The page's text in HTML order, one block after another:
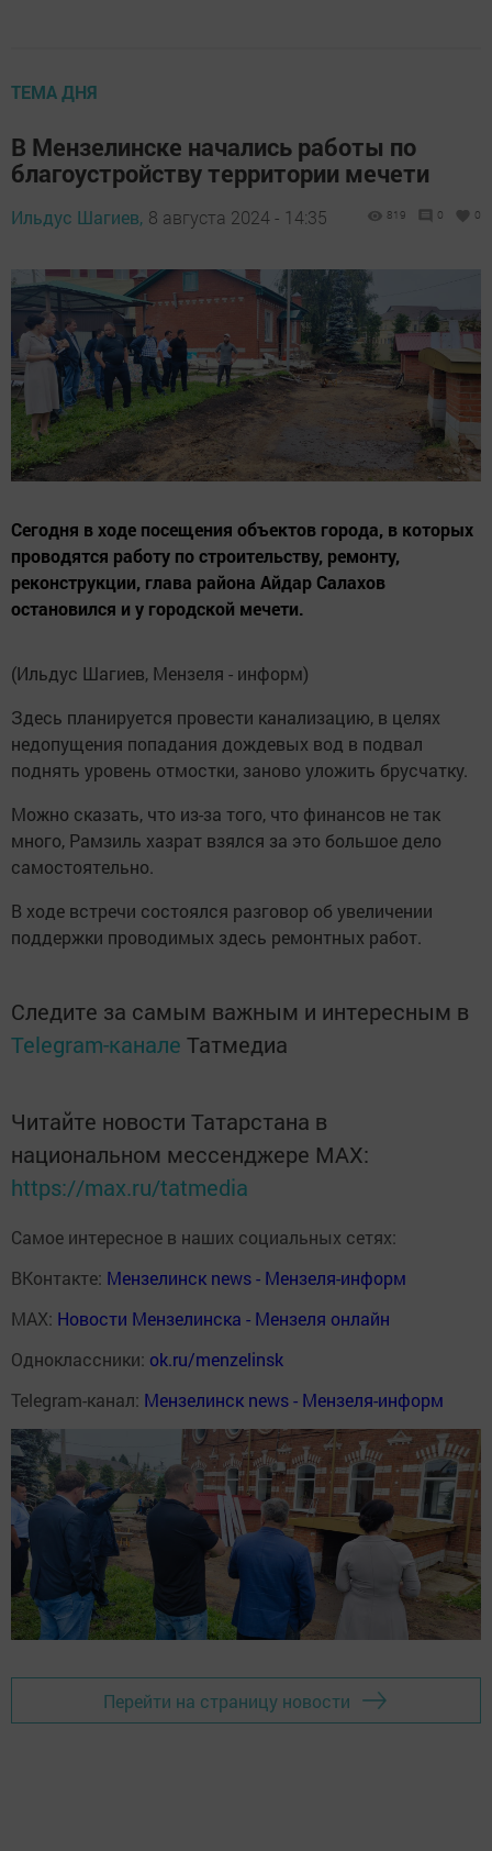
ТЕМА ДНЯ
В Мензелинске начались работы по
благоустройству территории мечети
Ильдус Шагиев, 8 августа 2024 - 14:35 819 0 0
Сегодня в ходе посещения объектов города, в которых
проводятся работу по строительству, ремонту,
реконструкции, глава района Айдар Салахов
остановился и у городской мечети.
(Ильдус Шагиев, Мензеля - информ)
Здесь планируется провести канализацию, в целях
недопущения попадания дождевых вод в подвал
поднять уровень отмостки, заново уложить брусчатку.
Можно сказать, что из-за того, что финансов не так
много, Рамзиль хазрат взялся за это большое дело
самостоятельно.
В ходе встречи состоялся разговор об увеличении
поддержки проводимых здесь ремонтных работ.
Следите за самым важным и интересным в
Telegram-канале Татмедиа
Читайте новости Татарстана в
национальном мессенджере MАХ:
https://max.ru/tatmedia
Самое интересное в наших социальных сетях:
ВКонтакте: Мензелинск news - Мензеля-информ
MAX: Новости Мензелинска - Мензеля онлайн
Одноклассники: ok.ru/menzelinsk
Telegram-канал: Мензелинск news - Мензеля-информ
Перейти на страницу новости